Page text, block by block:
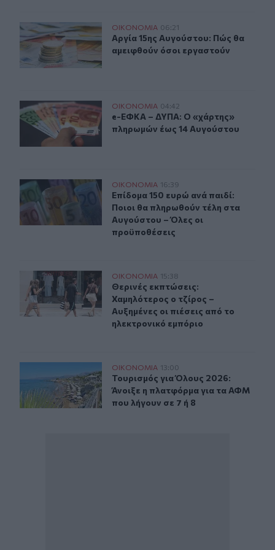
Αργία 15ης Αυγούστου: Πώς θα αμειφθούν όσοι
ΟΙΚΟΝΟΜΙΑ 06:21
Αργία 15ης Αυγούστου: Πώς θα
Αργία 15ης Αυγούστου: Πώς θα
αμειφθούν όσοι εργαστούν
e-ΕΦΚΑ – ΔΥΠΑ: Ο «χάρτης» πληρωμών έως 14
ΟΙΚΟΝΟΜΙΑ 04:42
e-ΕΦΚΑ – ΔΥΠΑ: Ο «χάρτης»
e-ΕΦΚΑ – ΔΥΠΑ: Ο «χάρτης»
πληρωμών έως 14 Αυγούστου
Επίδομα 150 ευρώ ανά παιδί: Ποιοι θα πληρωθούν
ΟΙΚΟΝΟΜΙΑ 16:39
Επίδομα 150 ευρώ ανά παιδί:
Επίδομα 150 ευρώ ανά παιδί:
Ποιοι θα πληρωθούν τέλη στα
Αυγούστου – Όλες οι
προϋποθέσεις
Θερινές εκπτώσεις: Χαμηλότερος ο τζίρος – Αυξημένες
ΟΙΚΟΝΟΜΙΑ 15:38
Θερινές εκπτώσεις: Χαμηλότερος ο
Θερινές εκπτώσεις:
Χαμηλότερος ο τζίρος –
Αυξημένες οι πιέσεις από το
ηλεκτρονικό εμπόριο
Τουρισμός για Όλους 2026: Άνοιξε η πλατφόρμα για
ΟΙΚΟΝΟΜΙΑ 13:00
Τουρισμός για Όλους 2026:
Τουρισμός για Όλους 2026:
Άνοιξε η πλατφόρμα για τα ΑΦΜ
που λήγουν σε 7 ή 8